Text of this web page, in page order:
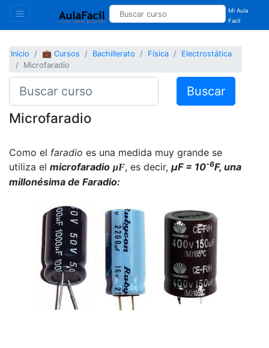
Mi Aula
Facil
Inicio 💼 Cursos Bachillerato Física
Electrostática
Microfaradio
Buscar
Microfaradio
Como el faradio es una medida muy grande se
utiliza el microfaradio μF, es decir, μF = 10-6F, una
millonésima de Faradio: